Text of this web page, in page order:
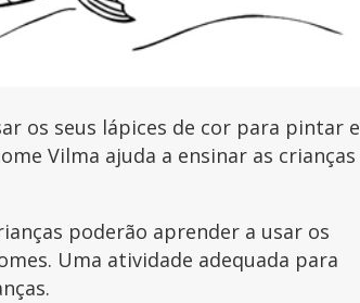
os seus lápices de cor para pintar e
Vilma ajuda a ensinar as crianças
poderão aprender a usar os
Uma atividade adequada para